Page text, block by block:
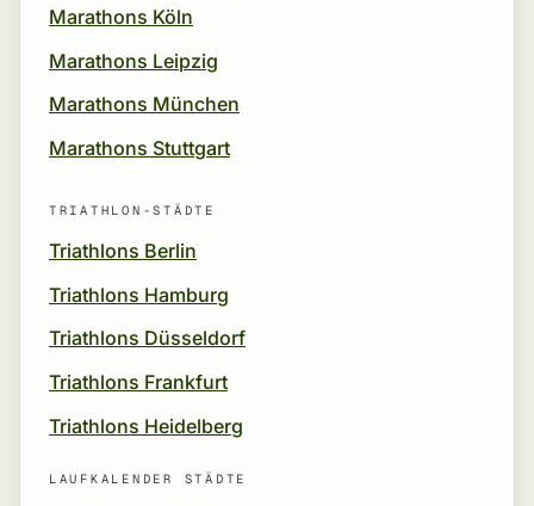
Marathons Köln
Marathons Leipzig
Marathons München
Marathons Stuttgart
TRIATHLON-STÄDTE
Triathlons Berlin
Triathlons Hamburg
Triathlons Düsseldorf
Triathlons Frankfurt
Triathlons Heidelberg
LAUFKALENDER STÄDTE